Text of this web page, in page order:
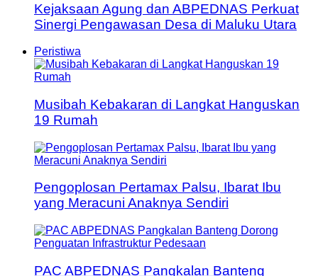
Kejaksaan Agung dan ABPEDNAS Perkuat
Sinergi Pengawasan Desa di Maluku Utara
Peristiwa
Musibah Kebakaran di Langkat Hanguskan
19 Rumah
Pengoplosan Pertamax Palsu, Ibarat Ibu
yang Meracuni Anaknya Sendiri
PAC ABPEDNAS Pangkalan Banteng